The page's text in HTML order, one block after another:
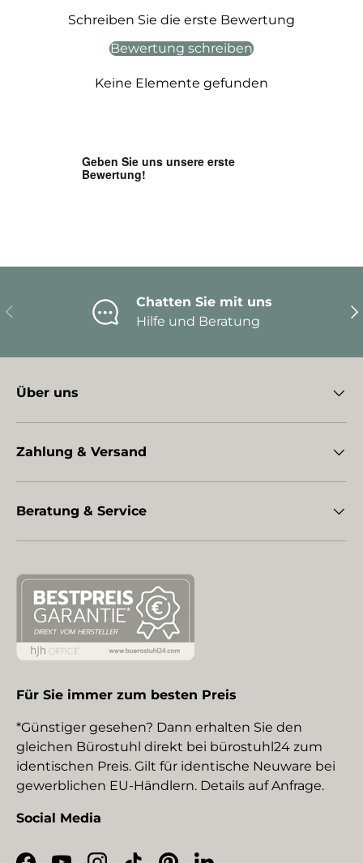
Schreiben Sie die erste Bewertung
Bewertung schreiben
Keine Elemente gefunden
Vorherige
Chatten Sie mit uns
Hilfe und Beratung
Über uns
Zahlung & Versand
Beratung & Service
Für Sie immer zum besten Preis
*Günstiger gesehen? Dann erhalten Sie den
gleichen Bürostuhl direkt bei bürostuhl24 zum
identischen Preis. Gilt für identische Neuware bei
gewerblichen EU-Händlern. Details auf Anfrage.
Social Media